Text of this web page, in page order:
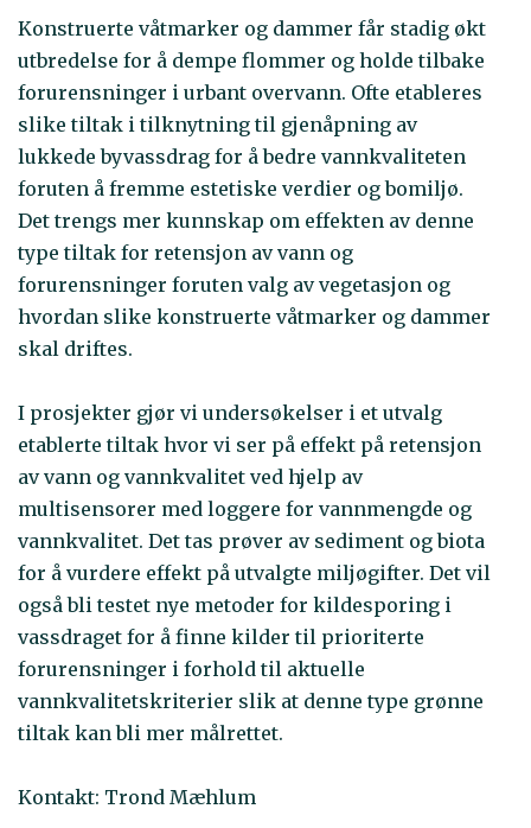
Konstruerte våtmarker og dammer får stadig økt
utbredelse for å dempe flommer og holde tilbake
forurensninger i urbant overvann. Ofte etableres
slike tiltak i tilknytning til gjenåpning av
lukkede byvassdrag for å bedre vannkvaliteten
foruten å fremme estetiske verdier og bomiljø.
Det trengs mer kunnskap om effekten av denne
type tiltak for retensjon av vann og
forurensninger foruten valg av vegetasjon og
hvordan slike konstruerte våtmarker og dammer
skal driftes.
I prosjekter gjør vi undersøkelser i et utvalg
etablerte tiltak hvor vi ser på effekt på retensjon
av vann og vannkvalitet ved hjelp av
multisensorer med loggere for vannmengde og
vannkvalitet. Det tas prøver av sediment og biota
for å vurdere effekt på utvalgte miljøgifter. Det vil
også bli testet nye metoder for kildesporing i
vassdraget for å finne kilder til prioriterte
forurensninger i forhold til aktuelle
vannkvalitetskriterier slik at denne type grønne
tiltak kan bli mer målrettet.
Kontakt: Trond Mæhlum